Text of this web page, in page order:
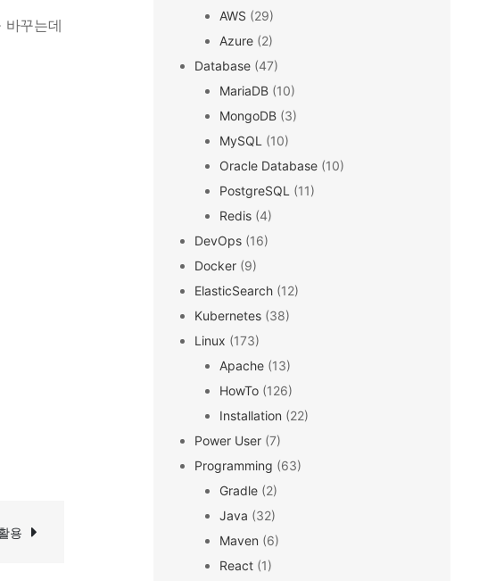
바꾸는데
용
AWS (29)
Azure (2)
Database (47)
MariaDB (10)
MongoDB (3)
MySQL (10)
Oracle Database (10)
PostgreSQL (11)
Redis (4)
DevOps (16)
Docker (9)
ElasticSearch (12)
Kubernetes (38)
Linux (173)
Apache (13)
HowTo (126)
Installation (22)
Power User (7)
Programming (63)
Gradle (2)
Java (32)
Maven (6)
React (1)